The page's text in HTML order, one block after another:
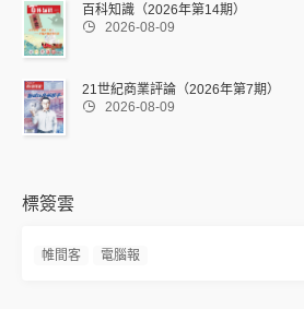
百科知識（2026年第14期）
 2026-08-09
21世紀商業評論（2026年第7期）
 2026-08-09
標簽雲
帷間客 電腦報